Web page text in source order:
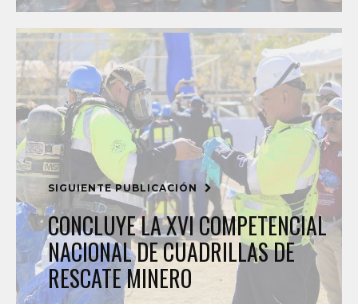
SIGUIENTE PUBLICACIÓN
CONCLUYE LA XVI COMPETENCIAL
NACIONAL DE CUADRILLAS DE
RESCATE MINERO